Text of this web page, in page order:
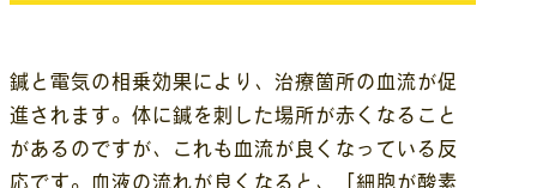
鍼と電気の相乗効果により、治療箇所の血流が促
進されます。体に鍼を刺した場所が赤くなること
があるのですが、これも血流が良くなっている反
応です。血液の流れが良くなると、「細胞が酸素